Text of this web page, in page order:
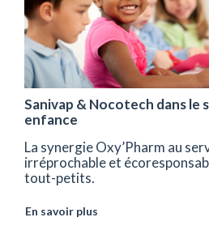
Sanivap & Nocotech dans le
enfance
La synergie Oxy’Pharm au
irréprochable et
tout-petits.
En savoir plus